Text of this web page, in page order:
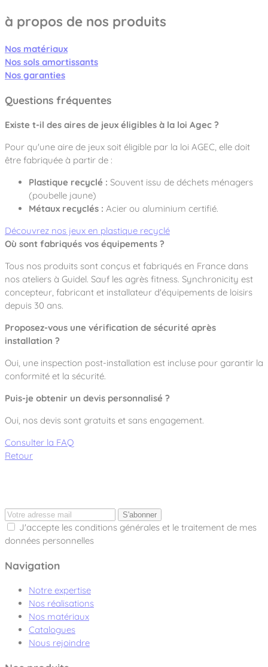
à propos de nos produits
Nos matériaux
Nos sols amortissants
Nos garanties
Questions fréquentes
Existe t-il des aires de jeux éligibles à la loi Agec ?
Pour qu'une aire de jeux soit éligible par la loi AGEC, elle doit
être fabriquée à partir de :
Plastique recyclé : Souvent issu de déchets ménagers
(poubelle jaune)
Métaux recyclés : Acier ou aluminium certifié.
Découvrez nos jeux en plastique recyclé
Où sont fabriqués vos équipements ?
Tous nos produits sont conçus et fabriqués en France dans
nos ateliers à Guidel. Sauf les agrès fitness. Synchronicity est
concepteur, fabricant et installateur d'équipements de loisirs
depuis 30 ans.
Proposez-vous une vérification de sécurité après
installation ?
Oui, une inspection post-installation est incluse pour garantir la
conformité et la sécurité.
Puis-je obtenir un devis personnalisé ?
Oui, nos devis sont gratuits et sans engagement.
Consulter la FAQ
Retour
S'abonner
J'accepte les conditions générales et le traitement de mes
données personnelles
Navigation
Notre expertise
Nos réalisations
Nos matériaux
Catalogues
Nous rejoindre